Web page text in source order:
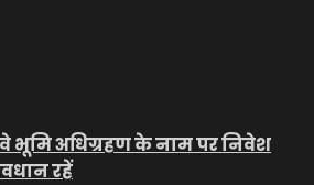
भूमि अधिग्रहण के नाम पर निवेश
रहें